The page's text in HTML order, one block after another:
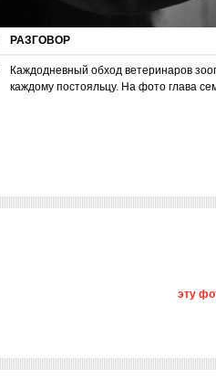
РАЗГОВОР
Каждодневный обход ветеринаров
каждому постояльцу. На фото глава
эту